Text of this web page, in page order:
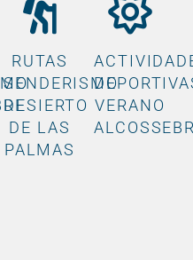
RUTAS
SENDERISMO
DESIERTO
DE LAS
PALMAS
VERANO